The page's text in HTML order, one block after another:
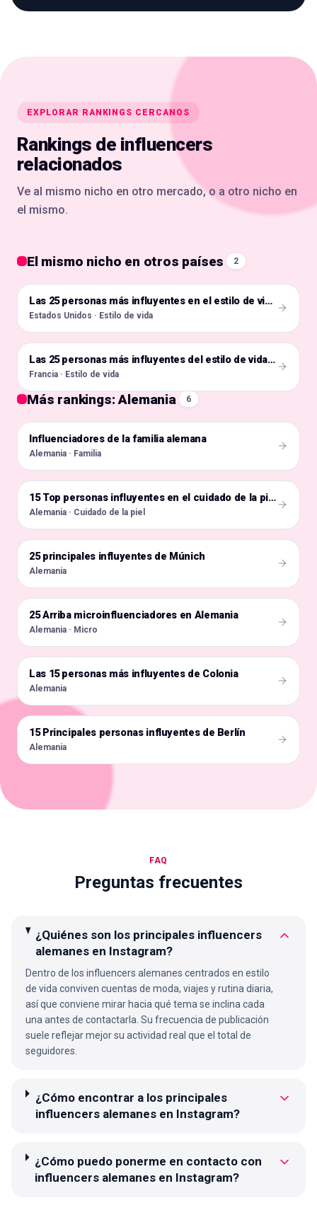
EXPLORAR RANKINGS CERCANOS
Rankings de influencers
relacionados
Ve al mismo nicho en otro mercado, o a otro nicho en
el mismo.
El mismo nicho en otros países 2
🇺🇸 Las 25 personas más influyentes en el estilo de vida de Estados Unidos
Estados Unidos · Estilo de vida
🇫🇷 Las 25 personas más influyentes del estilo de vida francés
Francia · Estilo de vida
Más rankings: Alemania 6
🇩🇪
Influenciadores de la familia alemana
Alemania · Familia
🇩🇪 15 Top personas influyentes en el cuidado de la piel en Alemania
Alemania · Cuidado de la piel
🇩🇪
25 principales influyentes de Múnich
Alemania
🇩🇪
25 Arriba microinfluenciadores en Alemania
Alemania · Micro
🇩🇪
Las 15 personas más influyentes de Colonia
Alemania
🇩🇪
15 Principales personas influyentes de Berlín
Alemania
FAQ
Preguntas frecuentes
¿Quiénes son los principales influencers
alemanes en Instagram?
Dentro de los influencers alemanes centrados en estilo
de vida conviven cuentas de moda, viajes y rutina diaria,
así que conviene mirar hacia qué tema se inclina cada
una antes de contactarla. Su frecuencia de publicación
suele reflejar mejor su actividad real que el total de
seguidores.
¿Cómo encontrar a los principales
influencers alemanes en Instagram?
¿Cómo puedo ponerme en contacto con
influencers alemanes en Instagram?